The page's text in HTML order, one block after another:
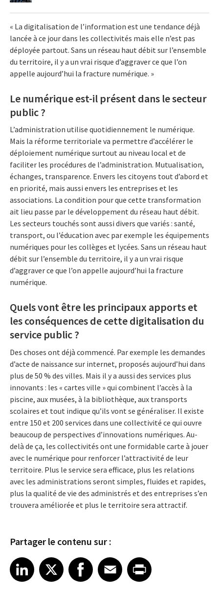
« La digitalisation de l’information est une tendance déjà
lancée à ce jour dans les collectivités mais elle n’est pas
déployée partout. Sans un réseau haut débit sur l’ensemble
du territoire, il y a un vrai risque d’aggraver ce que l’on
appelle aujourd’hui la fracture numérique. »
Le numérique est-il présent dans le secteur
public ?
L’administration utilise quotidiennement le numérique.
Mais la réforme territoriale va permettre d’accélérer le
déploiement numérique surtout au niveau local et de
faciliter les procédures de l’administration. Mutualisation,
échanges, transparence. Envers les citoyens tout d’abord et
en priorité, mais aussi envers les entreprises et les
associations. La condition pour que cette transformation
ait lieu passe par le développement du réseau haut débit.
Les secteurs touchés sont aussi divers que variés : santé,
transport, ou l’éducation avec par exemple les équipements
numériques pour les collèges et lycées. Sans un réseau haut
débit sur l’ensemble du territoire, il y a un vrai risque
d’aggraver ce que l’on appelle aujourd’hui la fracture
numérique.
Quels vont être les principaux apports et
les conséquences de cette digitalisation du
service public ?
Des choses ont déjà commencé. Par exemple les demandes
d’acte de naissance sur internet, proposés aujourd’hui dans
plus de 50 % des villes. Mais il y a aussi des services plus
innovants : les « cartes ville » qui combinent l’accès à la
piscine, aux musées, à la bibliothèque, aux transports
scolaires et tout indique qu’ils vont se généraliser. Il existe
entre 150 et 200 services dans une collectivité ce qui ouvre
beaucoup de perspectives d’innovations numériques. Au-
delà de ça, les collectivités ont une formidable carte à jouer
avec le numérique pour renforcer l’attractivité de leur
territoire. Plus le service sera efficace, plus les relations
avec les administrations seront simples, fluides et rapides,
plus la qualité de vie des administrés et des entreprises s’en
trouvera améliorée et plus le territoire sera attractif.
Partager le contenu sur :
Share article on LinkedIn
LinkedIn
Share article on XShare article on Facebook
Facebook
Share article on Email
EmailShare article on Print